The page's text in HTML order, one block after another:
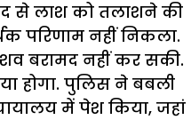
से लाश को तलाशने की
परिणाम नहीं निकला.
बरामद नहीं कर सकी.
होगा. पुलिस ने बबली
में पेश किया, जहां